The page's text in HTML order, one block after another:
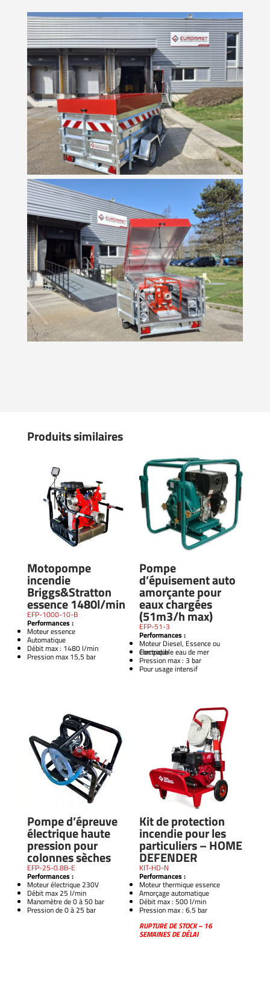
Produits similaires
Motopompe
incendie
Briggs&Stratton
essence 1480l/min
EFP-1000-10-B
Performances :
Moteur essence
Automatique
Débit max : 1480 l/min
Pression max 15,5 bar
Pompe
d’épuisement auto
amorçante pour
eaux chargées
(51m3/h max)
EFP-51-3
Performances :
Moteur Diesel, Essence ou
électrique
Compatible eau de mer
Pression max : 3 bar
Pour usage intensif
Pompe d’épreuve
électrique haute
pression pour
colonnes sèches
EFP-25-0.8B-E
Performances :
Moteur électrique 230V
Débit max 25 l/min
Manomètre de 0 à 50 bar
Pression de 0 à 25 bar
Kit de protection
incendie pour les
particuliers – HOME
DEFENDER
KIT-HD-N
Performances :
Moteur thermique essence
Amorçage automatique
Débit max : 500 l/min
Pression max : 6.5 bar
RUPTURE DE STOCK – 16
SEMAINES DE DÉLAI